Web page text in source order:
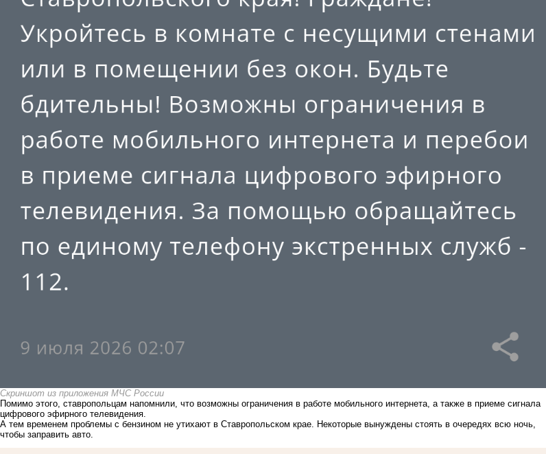
Скриншот из приложения МЧС России
Помимо этого, ставропольцам напомнили, что возможны ограничения в работе мобильного интернета, а также в приеме сигнала
цифрового эфирного телевидения.
А тем временем проблемы с бензином не утихают в Ставропольском крае. Некоторые вынуждены стоять в очередях всю ночь,
чтобы заправить авто.